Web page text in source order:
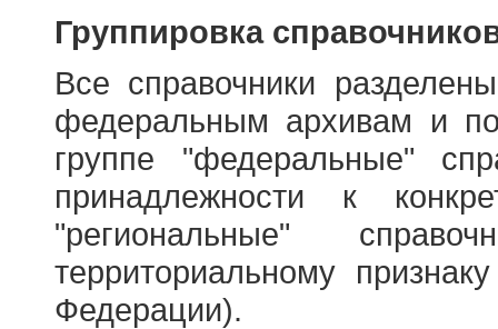
Группировка
Все справочники
федеральным архивам и
группе "федеральные"
принадлежности к
"региональные"
территориальному
Федерации).